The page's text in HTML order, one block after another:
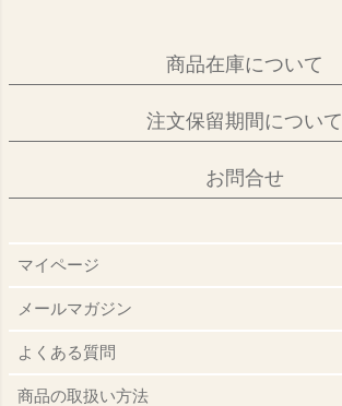
商品在庫について
注文保留期間について
お問合せ
マイページ
メールマガジン
よくある質問
商品の取扱い方法